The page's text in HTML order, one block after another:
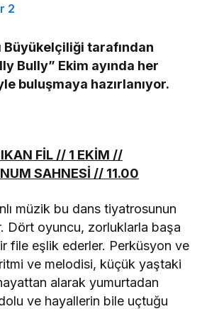
2
Büyükelçiliği tarafından
Bully” Ekim ayında her
buluşmaya hazırlanıyor.
FİL // 1 EKİM //
SAHNESİ // 11.00
müzik bu dans tiyatrosunun
Dört oyuncu, zorluklarla başa
file eşlik ederler. Perküsyon ve
ve melodisi, küçük yaştaki
alarak yumurtadan
ve hayallerin bile uçtuğu